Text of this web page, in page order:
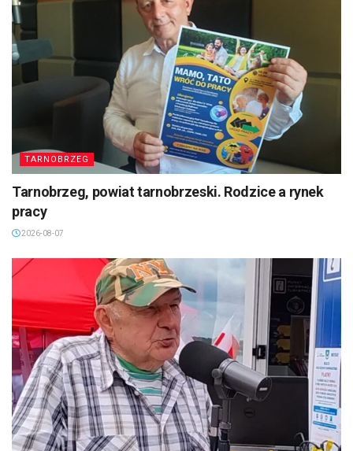
TARNOBRZEG
Tarnobrzeg, powiat tarnobrzeski. Rodzice a rynek
pracy
2026-08-07